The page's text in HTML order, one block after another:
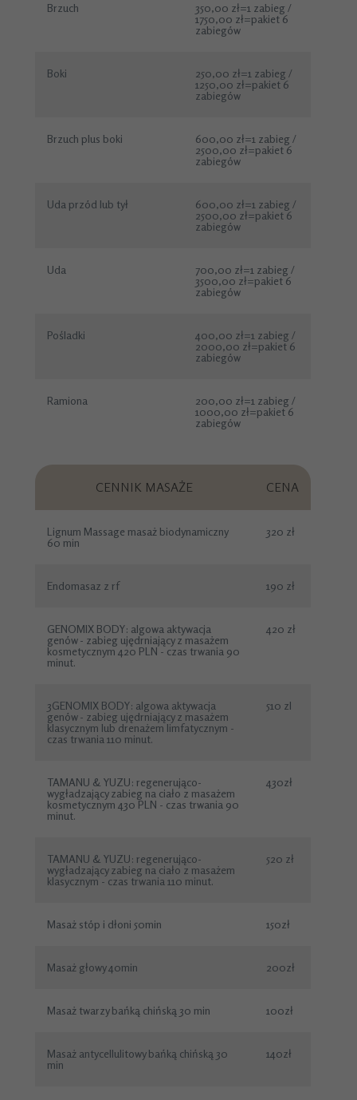
Brzuch
350,00 zł=1 zabieg /
1750,00 zł=pakiet 6
zabiegów
Boki
250,00 zł=1 zabieg /
1250,00 zł=pakiet 6
zabiegów
Brzuch plus boki
600,00 zł=1 zabieg /
2500,00 zł=pakiet 6
zabiegów
Uda przód lub tył
600,00 zł=1 zabieg /
2500,00 zł=pakiet 6
zabiegów
Uda
700,00 zł=1 zabieg /
3500,00 zł=pakiet 6
zabiegów
Pośladki
400,00 zł=1 zabieg /
2000,00 zł=pakiet 6
zabiegów
Ramiona
200,00 zł=1 zabieg /
1000,00 zł=pakiet 6
zabiegów
CENNIK MASAŻE CENA
Lignum Massage masaż biodynamiczny
60 min
320 zł
Endomasaz z rf 190 zł
GENOMIX BODY: algowa aktywacja
genów - zabieg ujędrniający z masażem
kosmetycznym 420 PLN - czas trwania 90
minut.
420 zł
3GENOMIX BODY: algowa aktywacja
genów - zabieg ujędrniający z masażem
klasycznym lub drenażem limfatycznym -
czas trwania 110 minut.
510 zl
TAMANU & YUZU: regenerująco-
wygładzający zabieg na ciało z masażem
kosmetycznym 430 PLN - czas trwania 90
minut.
430zł
TAMANU & YUZU: regenerująco-
wygładzający zabieg na ciało z masażem
klasycznym - czas trwania 110 minut.
520 zł
Masaż stóp i dłoni 50min 150zł
Masaż głowy 40min 200zł
Masaż twarzy bańką chińską 30 min 100zł
Masaż antycellulitowy bańką chińską 30
min
140zł